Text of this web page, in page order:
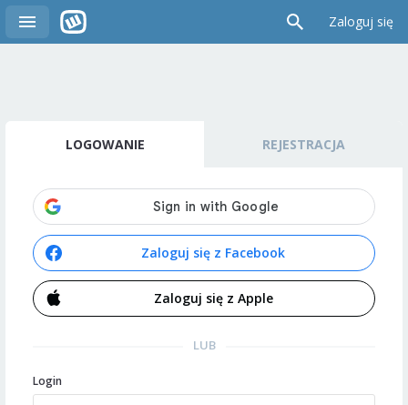
Zaloguj się
LOGOWANIE REJESTRACJA
Zaloguj się z Facebook
Zaloguj się z Apple
LUB
Login